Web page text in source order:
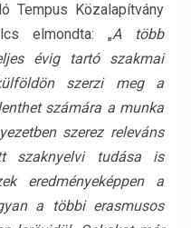
Tempus Közalapítvány
elmondta: „A több
évig tartó szakmai
szerzi meg a
számára a munka
szerez releváns
szaknyelvi tudása is
eredményeképpen a
a többi erasmusos